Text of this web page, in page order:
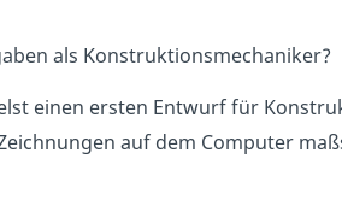
als Konstruktionsmechaniker?
einen ersten Entwurf für
auf dem Computer